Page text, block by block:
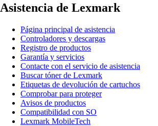
Asistencia de Lexmark
Página principal de asistencia
Controladores y descargas
Registro de productos
Garantía y servicios
Contacte con el servicio de asistencia
Buscar tóner de Lexmark
Etiquetas de devolución de cartuchos
Comprobar para proteger
Avisos de productos
Compatibilidad con SO
Lexmark MobileTech